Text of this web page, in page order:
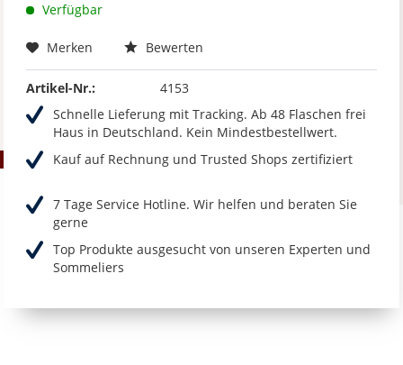
Verfügbar
Merken Bewerten
Artikel-Nr.:
4153
Schnelle Lieferung mit Tracking. Ab 48 Flaschen frei
Haus in Deutschland. Kein Mindestbestellwert.
Kauf auf Rechnung und Trusted Shops zertifiziert
7 Tage Service Hotline. Wir helfen und beraten Sie
gerne
Top Produkte ausgesucht von unseren Experten und
Sommeliers